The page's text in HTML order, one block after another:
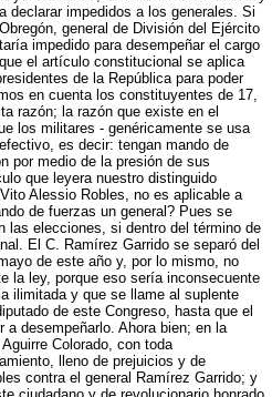
declarar impedidos a los generales. Si
general de División del Ejército
impedido para desempeñar el cargo
el artículo constitucional se aplica
de la República para poder
en cuenta los constituyentes de 17,
razón; la razón que existe en el
los militares - genéricamente se usa
es decir: tengan mando de
por medio de la presión de sus
que leyera nuestro distinguido
Alessio Robles, no es aplicable a
de fuerzas un general? Pues se
las elecciones, si dentro del término de
El C. Ramírez Garrido se separó del
de este año y, por lo mismo, no
la ley, porque eso sería inconsecuente
ilimitada y que se llame al suplente
de este Congreso, hasta que el
a desempeñarlo. Ahora bien; en la
Colorado, con toda
lleno de prejuicios y de
contra el general Ramírez Garrido; y